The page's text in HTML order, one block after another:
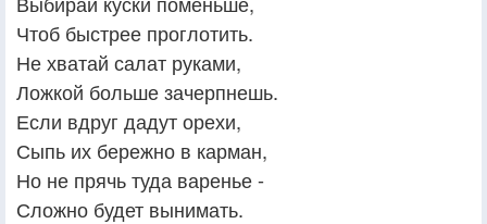
Чтоб быстрее проглотить.
Не хватай салат руками,
Ложкой больше зачерпнешь.
Если вдруг дадут орехи,
Сыпь их бережно в карман,
Но не прячь туда варенье -
Сложно будет вынимать.